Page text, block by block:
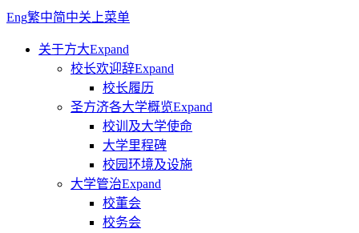
Eng繁中简中关上菜单
关于方大Expand
校长欢迎辞Expand
校长履历
圣方济各大学概览Expand
校训及大学使命
大学里程碑
校园环境及设施
大学管治Expand
校董会
校务会